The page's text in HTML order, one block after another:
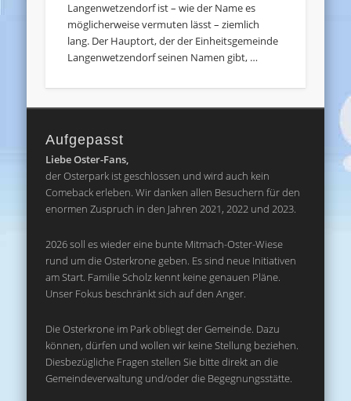
Langenwetzendorf ist – wie der Name es
möglicherweise vermuten lässt – ziemlich
lang. Der Hauptort, der der Einheitsgemeinde
Langenwetzendorf seinen Namen gibt, …
Aufgepasst
Liebe Oster-Fans,
der Osterpark ist geschlossen und wird auch kein
Comeback erleben. Wir danken allen Besuchern für den
enormen Zuspruch in den Jahren 2021, 2022 und 2023.
2026 soll es wieder eine bunte Mitmach-Oster-Wiese
rund um die Osterkrone geben. Es sind neue Initiativen
am Start. Familie Scholz kennt keine genauen Pläne.
Unser Fokus beschränkt sich auf den Anger.
Die Osterkrone im Park obliegt der Gemeinde. Dazu
können, dürfen und wollen wir keine Stellung beziehen.
Diesbezügliche Fragen stellen Sie bitte direkt an die
Gemeindeverwaltung und/oder die Begegnungsstätte.